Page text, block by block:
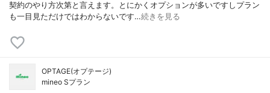
契約のやり方次第と言えます。とにかくオプションが多いですしプラン
も一目見ただけではわからないです…続きを見る
OPTAGE(オプテージ)
mineo Sプラン